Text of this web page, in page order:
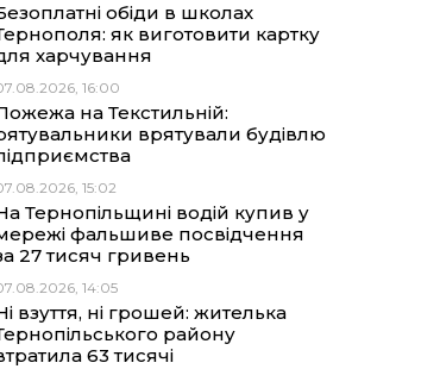
обіди в школах
як виготовити картку
харчування
16:00
на Текстильній:
врятували будівлю
15:02
Тернопільщині водій купив у
фальшиве посвідчення
27 тисяч гривень
14:05
взуття, ні грошей: жителька
району
63 тисячі